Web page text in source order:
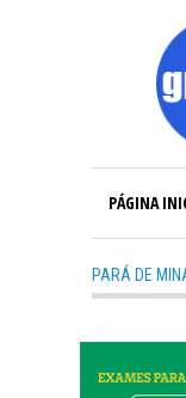
PÁGINA
PARÁ DE
GRNEWS TV: